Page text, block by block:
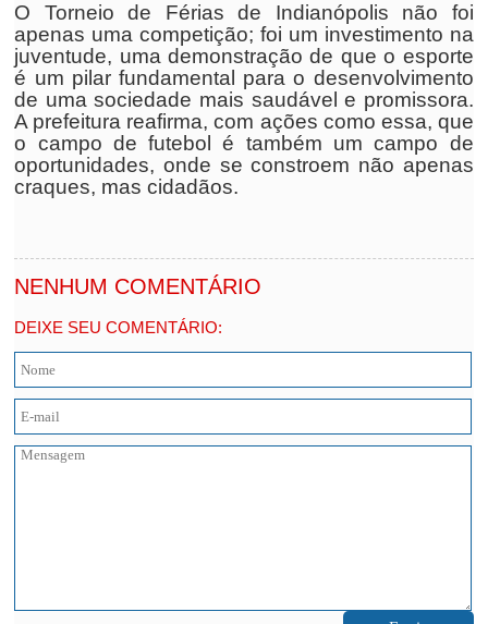
O Torneio de Férias de Indianópolis não foi
apenas uma competição; foi um investimento na
juventude, uma demonstração de que o esporte
é um pilar fundamental para o desenvolvimento
de uma sociedade mais saudável e promissora.
A prefeitura reafirma, com ações como essa, que
o campo de futebol é também um campo de
oportunidades, onde se constroem não apenas
craques, mas cidadãos.
NENHUM COMENTÁRIO
DEIXE SEU COMENTÁRIO: